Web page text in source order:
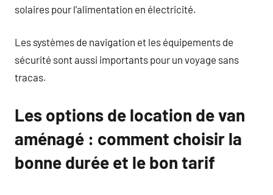
solaires pour l’alimentation en électricité.
Les systèmes de navigation et les équipements de
sécurité sont aussi importants pour un voyage sans
tracas.
Les options de location de van
aménagé : comment choisir la
bonne durée et le bon tarif